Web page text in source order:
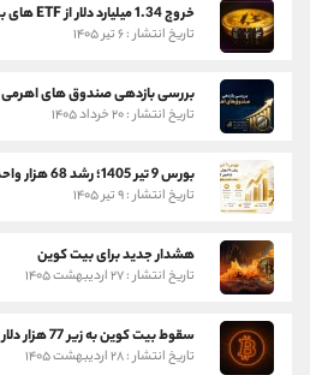
خروج 1.34 میلیارد دلار از ETF های بیت کوین در یک هفته
تاریخ انتشار : ۶ تیر ۱۴۰۵
بررسی بازدهی صندوق های اهرمی
تاریخ انتشار : ۲۰ خرداد ۱۴۰۵
تاریخ انتشار : ۹ تیر ۱۴۰۵
هشدار جدید برای بیت کوین
تاریخ انتشار : ۲۷ اردیبهشت ۱۴۰۵
سقوط بیت کوین به زیر 77 هزار دلار
تاریخ انتشار : ۲۸ اردیبهشت ۱۴۰۵